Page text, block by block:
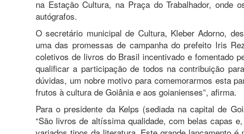
na Estação Cultura, na Praça do Trabalhador, onde
autógrafos.
O secretário municipal de Cultura, Kleber Adorno,
uma das promessas de campanha do prefeito Iris
coletivos de livros do Brasil incentivado e fomentado
qualificar a participação de todos na contribuição
dúvidas, um nobre motivo para comemorarmos esta
frutos à cultura de Goiânia e aos goianienses”, afirma.
Para o presidente da Kelps (sediada na capital de
“São livros de altíssima qualidade, com belas capas